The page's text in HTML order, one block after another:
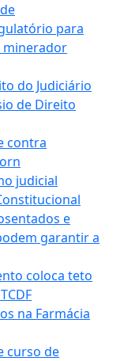
para
minerador
do Judiciário
de Direito
contra
judicial
e
garantir a
coloca teto
na Farmácia
curso de